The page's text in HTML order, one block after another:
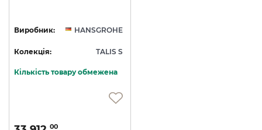
Виробник: HANSGROHE
Колекція: TALIS S
Кількість товару обмежена
00